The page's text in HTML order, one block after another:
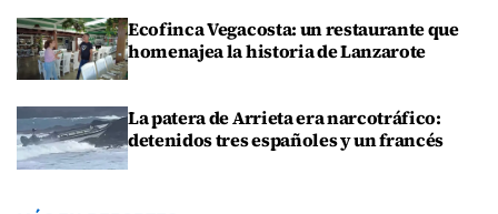
Ecofinca Vegacosta: un restaurante que
homenajea la historia de Lanzarote
La patera de Arrieta era narcotráfico:
detenidos tres españoles y un francés